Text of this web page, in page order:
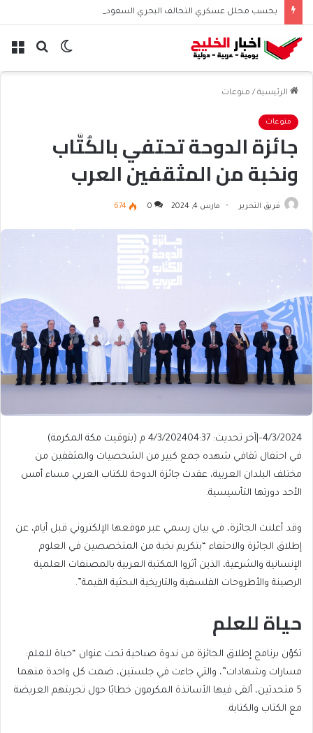
بحث الوضع
الرئيسية / منوعات
منوعات
جائزة الدوحة تحتفي بالكُتَّاب
ونخبة من المثقفين العرب
فريق التحرير مارس 4, 2024 0
674
4/3/2024
– آخر تحديث: 4/3/2024 04:37 م (بتوقيت مكة المكرمة)
في احتفال ثقافي شهده جمع كبير من الشخصيات والمثقفين من
مختلف البلدان العربية، عقدت جائزة الدوحة للكتاب العربي مساء أمس
الأحد دورتها التأسيسية.
وقد أعلنت الجائزة، في بيان رسمي عبر موقعها الإلكتروني قبل أيام، عن
إطلاق الجائزة والاحتفاء “بتكريم نخبة من المتخصصين في العلوم
الإنسانية والشرعية، الذين أثروا المكتبة العربية بالمصنفات العلمية
الرصينة والأطروحات الفلسفية والتاريخية البحثية القيمة”.
حياة للعلم
تكوّن برنامج إطلاق الجائزة من ندوة صباحية تحت عنوان “حياة للعلم:
مسارات وشهادات”، والتي جاءت في جلستين، ضمت كل واحدة منهما
5 متحدثين، ألقى فيها الأساتذة المكرمون خطابًا حول تجربتهم العريضة
مع الكتاب والكتابة.